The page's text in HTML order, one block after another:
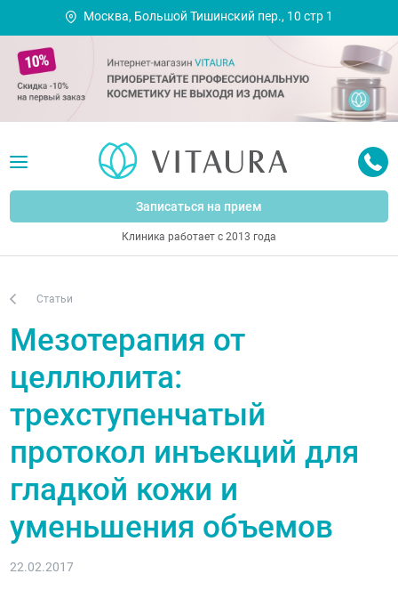
Москва, Большой Тишинский пер., 10 стр 1
Записаться на прием
Клиника работает с 2013 года
Статьи
Мезотерапия от
целлюлита:
трехступенчатый
протокол инъекций для
гладкой кожи и
уменьшения объемов
22.02.2017